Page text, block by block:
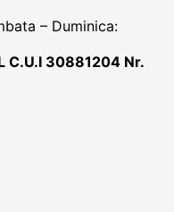
– Duminica:
C.U.I 30881204 Nr.